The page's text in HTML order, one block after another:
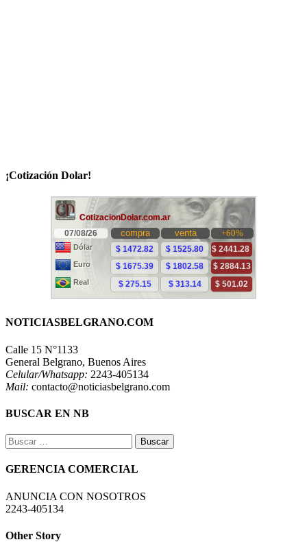
¡Cotización Dolar!
NOTICIASBELGRANO.COM
Calle 15 N°1133
General Belgrano, Buenos Aires
Celular/Whatsapp: 2243-405134
Mail: contacto@noticiasbelgrano.com
BUSCAR EN NB
Buscar:
GERENCIA COMERCIAL
ANUNCIA CON NOSOTROS
2243-405134
Other Story